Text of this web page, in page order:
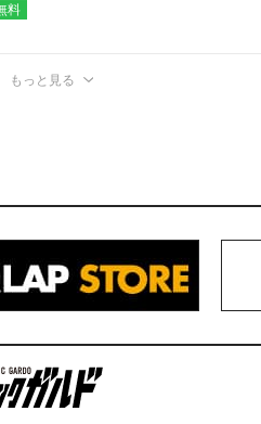
料
もっと見る
クガルド